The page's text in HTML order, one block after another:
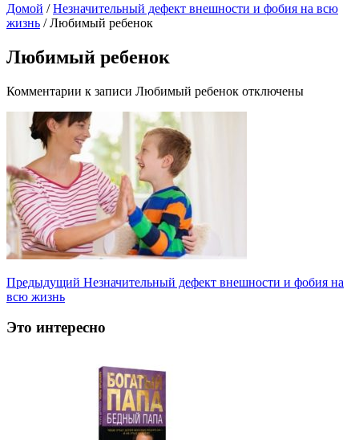
Домой / Незначительный дефект внешности и фобия на всю
жизнь / Любимый ребенок
Любимый ребенок
Комментарии к записи Любимый ребенок отключены
Предыдущий Незначительный дефект внешности и фобия на
всю жизнь
Это интересно